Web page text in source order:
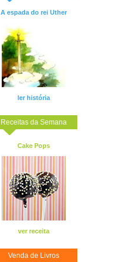
A espada do rei Uther
ler história
Receitas da Semana
Cake Pops
ver receita
Venda de Livros